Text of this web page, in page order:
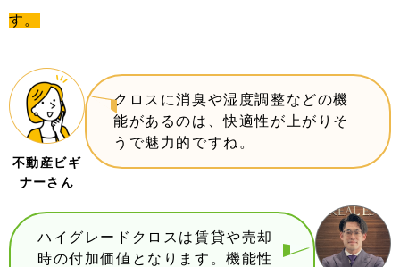
す。
不動産ビギ
ナーさん
クロスに消臭や湿度調整などの機
能があるのは、快適性が上がりそ
うで魅力的ですね。
ハイグレードクロスは賃貸や売却
時の付加価値となります。機能性